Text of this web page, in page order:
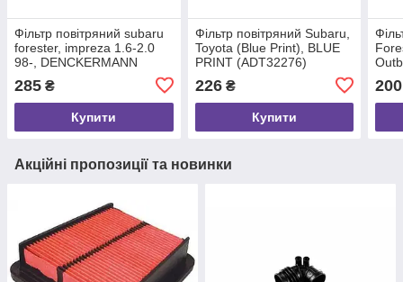
Фільтр повітряний subaru
forester, impreza 1.6-2.0
98-, DENCKERMANN
285 ₴
Купити
Фільтр повітряний Subaru,
Toyota (Blue Print), BLUE
PRINT (ADT32276)
226₴
Купити
200
Акційні пропозиції та новинки